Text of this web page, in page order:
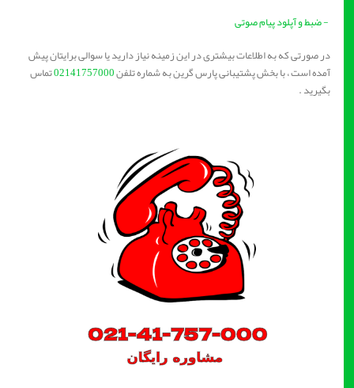
- ضبط و آپلود پیام صوتی
در صورتی که به اطلاعات بیشتری در این زمینه نیاز دارید یا سوالی برایتان پیش
آمده است ، با بخش پشتیبانی پارس گرین به شماره تلفن02141757000تماس
بگیرید .